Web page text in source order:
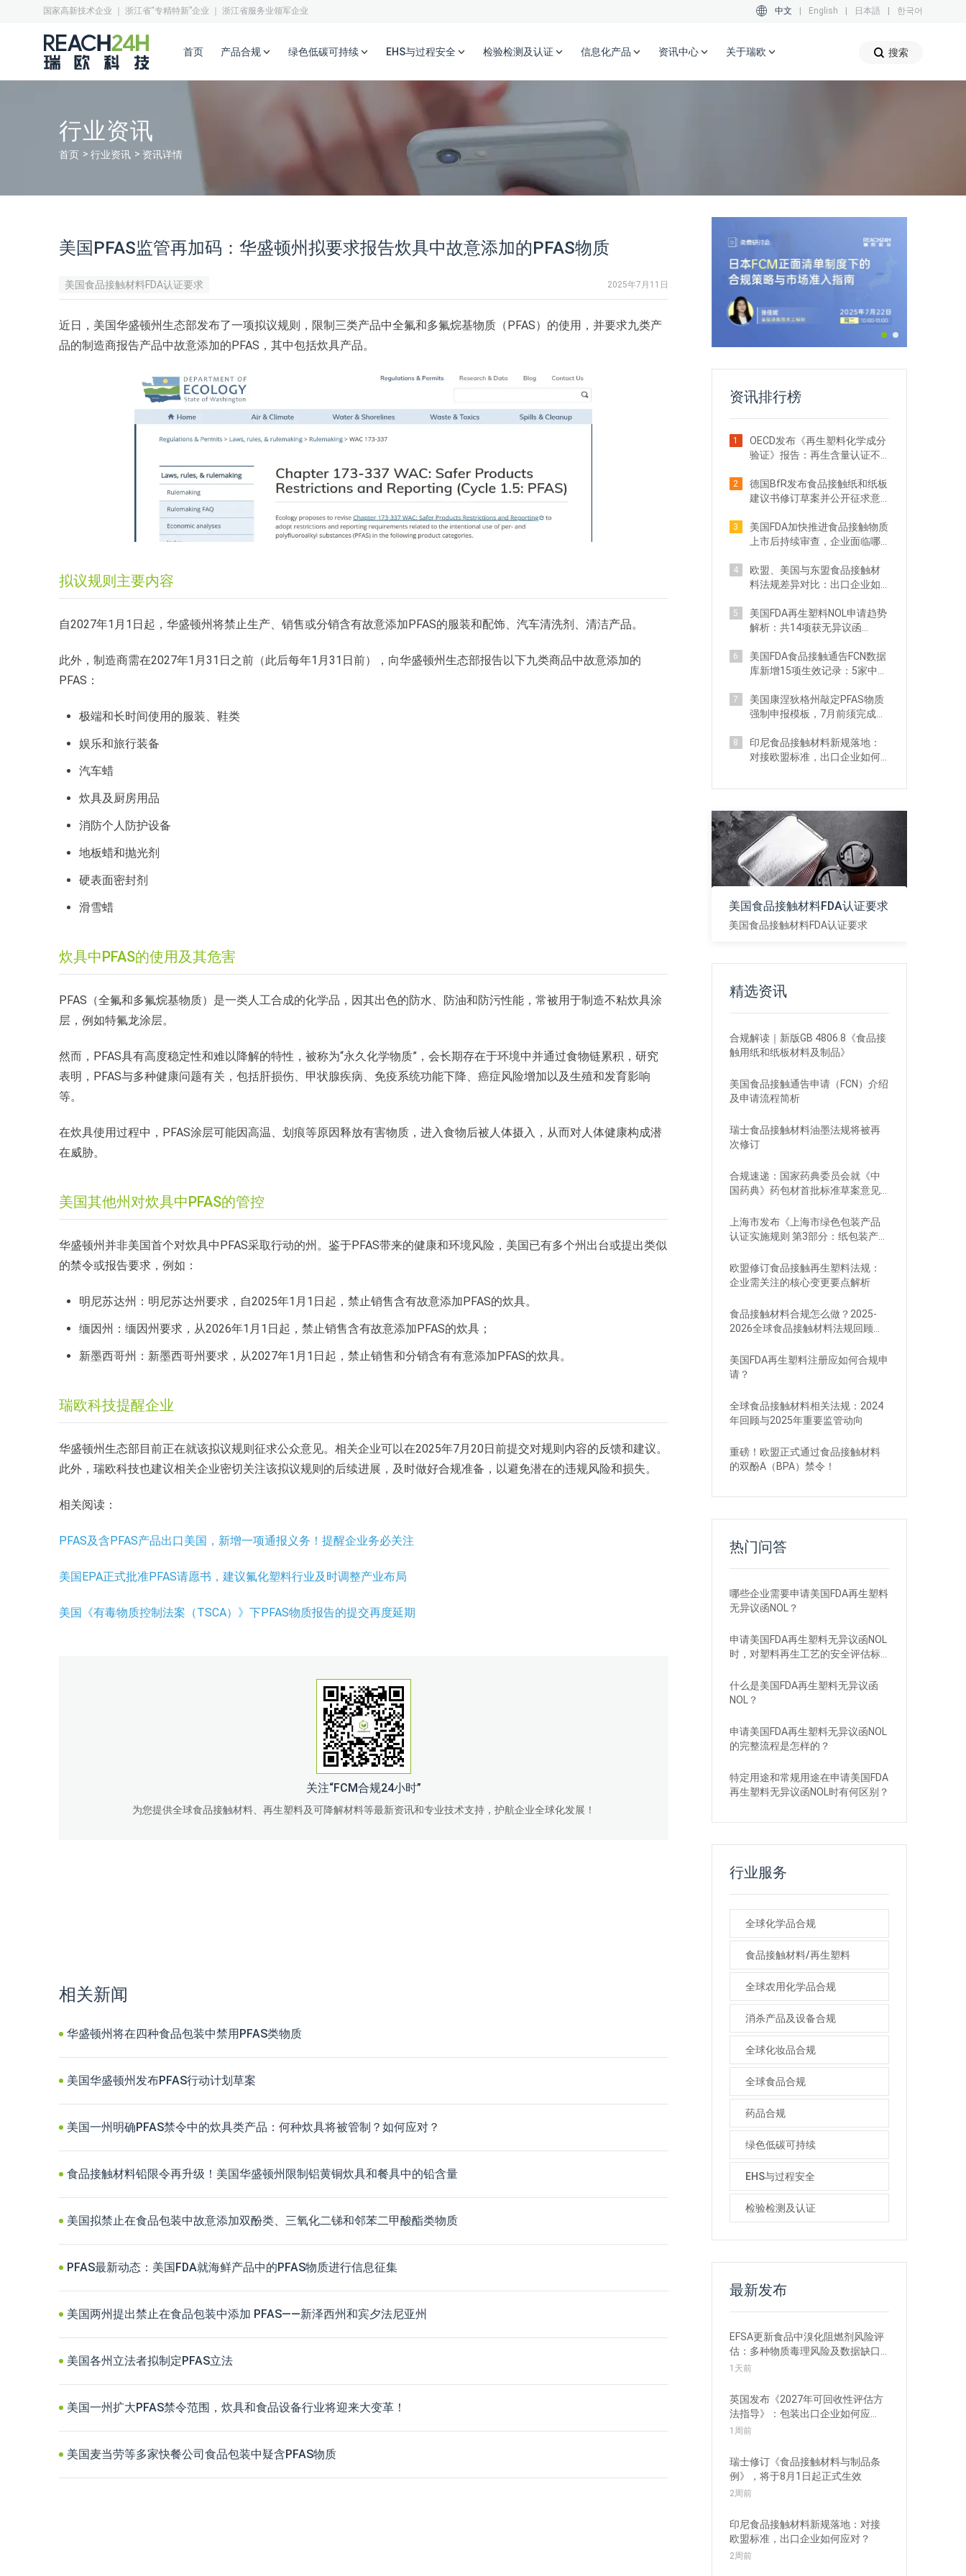
国家高新技术企业 ｜ 浙江省“专精特新”企业 ｜ 浙江省服务业领军企业 中文 English 日本語 한국어
首页 产品合规 绿色低碳可持续 EHS与过程安全 检验检测及认证 信息化产品 资讯中心 关于瑞欧 搜索
行业资讯
首页 行业资讯 资讯详情
美国PFAS监管再加码：华盛顿州拟要求报告炊具中故意添加的PFAS物质
美国食品接触材料FDA认证要求 2025年7月11日
近日，美国华盛顿州生态部发布了一项拟议规则，限制三类产品中全氟和多氟烷基物质（PFAS）的使用，并要求九类产
品的制造商报告产品中故意添加的PFAS，其中包括炊具产品。
拟议规则主要内容
自2027年1月1日起，华盛顿州将禁止生产、销售或分销含有故意添加PFAS的服装和配饰、汽车清洗剂、清洁产品。
此外，制造商需在2027年1月31日之前（此后每年1月31日前），向华盛顿州生态部报告以下九类商品中故意添加的
PFAS：
极端和长时间使用的服装、鞋类
娱乐和旅行装备
汽车蜡
炊具及厨房用品
消防个人防护设备
地板蜡和抛光剂
硬表面密封剂
滑雪蜡
炊具中PFAS的使用及其危害
PFAS（全氟和多氟烷基物质）是一类人工合成的化学品，因其出色的防水、防油和防污性能，常被用于制造不粘炊具涂
层，例如特氟龙涂层。
然而，PFAS具有高度稳定性和难以降解的特性，被称为“永久化学物质”，会长期存在于环境中并通过食物链累积，研究
表明，PFAS与多种健康问题有关，包括肝损伤、甲状腺疾病、免疫系统功能下降、癌症风险增加以及生殖和发育影响
等。
在炊具使用过程中，PFAS涂层可能因高温、划痕等原因释放有害物质，进入食物后被人体摄入，从而对人体健康构成潜
在威胁。
美国其他州对炊具中PFAS的管控
华盛顿州并非美国首个对炊具中PFAS采取行动的州。鉴于PFAS带来的健康和环境风险，美国已有多个州出台或提出类似
的禁令或报告要求，例如：
明尼苏达州：明尼苏达州要求，自2025年1月1日起，禁止销售含有故意添加PFAS的炊具。
缅因州：缅因州要求，从2026年1月1日起，禁止销售含有故意添加PFAS的炊具；
新墨西哥州：新墨西哥州要求，从2027年1月1日起，禁止销售和分销含有有意添加PFAS的炊具。
瑞欧科技提醒企业
华盛顿州生态部目前正在就该拟议规则征求公众意见。相关企业可以在2025年7月20日前提交对规则内容的反馈和建议。
此外，瑞欧科技也建议相关企业密切关注该拟议规则的后续进展，及时做好合规准备，以避免潜在的违规风险和损失。
相关阅读：
PFAS及含PFAS产品出口美国，新增一项通报义务！提醒企业务必关注
美国EPA正式批准PFAS请愿书，建议氟化塑料行业及时调整产业布局
美国《有毒物质控制法案（TSCA）》下PFAS物质报告的提交再度延期
关注“FCM合规24小时”
为您提供全球食品接触材料、再生塑料及可降解材料等最新资讯和专业技术支持，护航企业全球化发展！
相关新闻
华盛顿州将在四种食品包装中禁用PFAS类物质
美国华盛顿州发布PFAS行动计划草案
美国一州明确PFAS禁令中的炊具类产品：何种炊具将被管制？如何应对？
食品接触材料铅限令再升级！美国华盛顿州限制铝黄铜炊具和餐具中的铅含量
美国拟禁止在食品包装中故意添加双酚类、三氧化二锑和邻苯二甲酸酯类物质
PFAS最新动态：美国FDA就海鲜产品中的PFAS物质进行信息征集
美国两州提出禁止在食品包装中添加 PFAS——新泽西州和宾夕法尼亚州
美国各州立法者拟制定PFAS立法
美国一州扩大PFAS禁令范围，炊具和食品设备行业将迎来大变革！
美国麦当劳等多家快餐公司食品包装中疑含PFAS物质
资讯排行榜
1
OECD发布《再生塑料化学成分
验证》报告：再生含量认证不
2
德国BfR发布食品接触纸和纸板
建议书修订草案并公开征求意
3
美国FDA加快推进食品接触物质
上市后持续审查，企业面临哪
4
欧盟、美国与东盟食品接触材
料法规差异对比：出口企业如
5
美国FDA再生塑料NOL申请趋势
解析：共14项获无异议函
6
美国FDA食品接触通告FCN数据
库新增15项生效记录：5家中国
7
美国康涅狄格州敲定PFAS物质
强制申报模板，7月前须完成产
8
印尼食品接触材料新规落地：
对接欧盟标准，出口企业如何
美国食品接触材料FDA认证要求
美国食品接触材料FDA认证要求
精选资讯
合规解读｜新版GB 4806.8《食品接
触用纸和纸板材料及制品》
美国食品接触通告申请（FCN）介绍
及申请流程简析
瑞士食品接触材料油墨法规将被再
次修订
合规速递：国家药典委员会就《中
国药典》药包材首批标准草案意见
上海市发布《上海市绿色包装产品
认证实施规则 第3部分：纸包装产
欧盟修订食品接触再生塑料法规：
企业需关注的核心变更要点解析
食品接触材料合规怎么做？2025-
2026全球食品接触材料法规回顾与
美国FDA再生塑料注册应如何合规申
请？
全球食品接触材料相关法规：2024
年回顾与2025年重要监管动向
重磅！欧盟正式通过食品接触材料
的双酚A（BPA）禁令！
热门问答
哪些企业需要申请美国FDA再生塑料
无异议函NOL？
申请美国FDA再生塑料无异议函NOL
时，对塑料再生工艺的安全评估标
什么是美国FDA再生塑料无异议函
NOL？
申请美国FDA再生塑料无异议函NOL
的完整流程是怎样的？
特定用途和常规用途在申请美国FDA
再生塑料无异议函NOL时有何区别？
行业服务
全球化学品合规
食品接触材料/再生塑料
全球农用化学品合规
消杀产品及设备合规
全球化妆品合规
全球食品合规
药品合规
绿色低碳可持续
EHS与过程安全
检验检测及认证
最新发布
EFSA更新食品中溴化阻燃剂风险评
估：多种物质毒理风险及数据缺口
引关注
1天前
英国发布《2027年可回收性评估方
法指导》：包装出口企业如何应
对？
1周前
瑞士修订《食品接触材料与制品条
例》，将于8月1日起正式生效
2周前
印尼食品接触材料新规落地：对接
欧盟标准，出口企业如何应对？
2周前